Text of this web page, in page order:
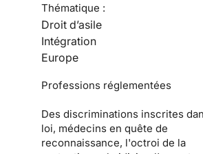
Thématique :
Droit d’asile
Intégration
Europe
Professions réglementées
Des discriminations inscrites
loi, médecins en quête de
reconnaissance, l'octroi de la